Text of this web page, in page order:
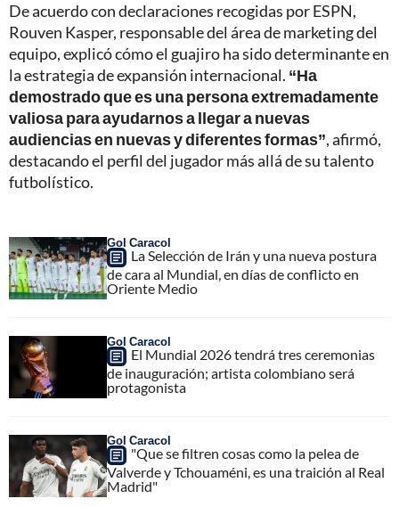
De acuerdo con declaraciones recogidas por ESPN,
Rouven Kasper, responsable del área de marketing del
equipo, explicó cómo el guajiro ha sido determinante en
la estrategia de expansión internacional. “Ha
demostrado que es una persona extremadamente
valiosa para ayudarnos a llegar a nuevas
audiencias en nuevas y diferentes formas”, afirmó,
destacando el perfil del jugador más allá de su talento
futbolístico.
Gol Caracol
La Selección de Irán y una nueva postura
de cara al Mundial, en días de conflicto en
Oriente Medio
Gol Caracol
El Mundial 2026 tendrá tres ceremonias
de inauguración; artista colombiano será
protagonista
Gol Caracol
"Que se filtren cosas como la pelea de
Valverde y Tchouaméni, es una traición al Real
Madrid"